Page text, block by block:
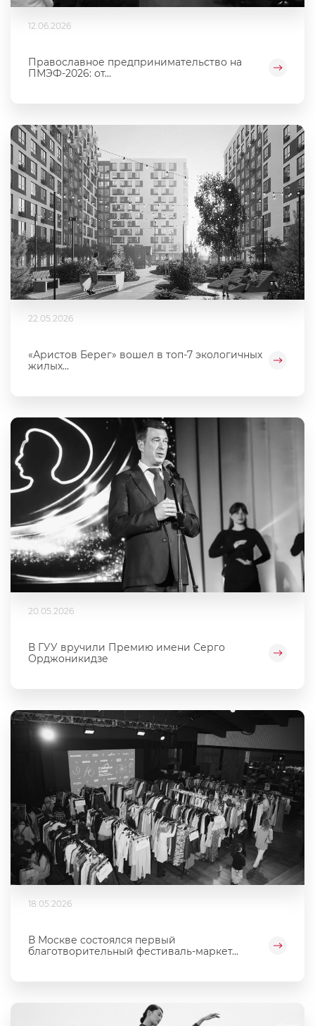
12.06.2026
Православное предпринимательство на
ПМЭФ-2026: от...
22.05.2026
«Аристов Берег» вошел в топ-7 экологичных
жилых...
20.05.2026
В ГУУ вручили Премию имени Серго
Орджоникидзе
18.05.2026
В Москве состоялся первый
благотворительный фестиваль‑маркет...